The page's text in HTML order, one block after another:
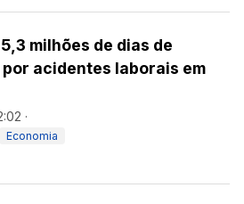
milhões de dias de
acidentes laborais em
·
Economia